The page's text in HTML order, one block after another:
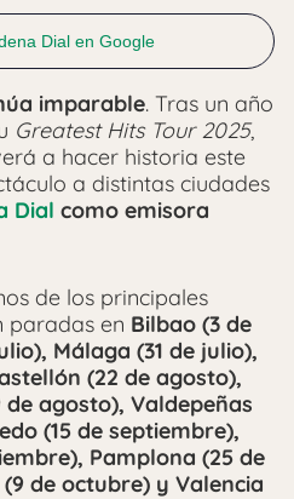
Dial en Google
imparable. Tras un año
Greatest Hits Tour 2025,
a hacer historia este
a distintas ciudades
Dial como emisora
de los principales
paradas en Bilbao (3 de
Málaga (31 de julio),
(22 de agosto),
agosto), Valdepeñas
(15 de septiembre),
Pamplona (25 de
de octubre) y Valencia